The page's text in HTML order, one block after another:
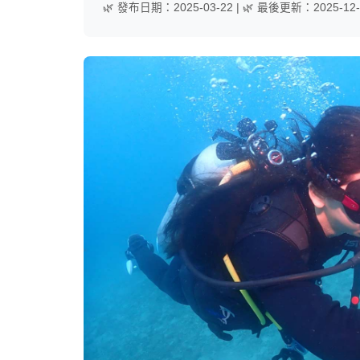
🌿 發布日期： 2025-03-22 🌿 最後更新： 2025-